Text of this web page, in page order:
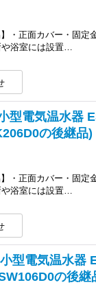
・正面カバー・固
や浴室には設置…
型電気温水器
の後継品
・正面カバー・固
や浴室には設置…
型電気温水器
の後継